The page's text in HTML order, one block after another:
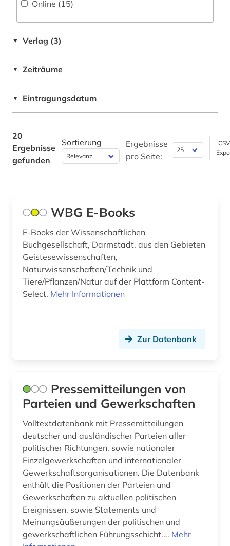
tiere (1)
weltgeschichte (1)
werk (2)
wirtschaft (1)
Online (15)
▼ Verlag (3)
▼ Zeiträume
▼ Eintragungsdatum
20
Ergebnisse
gefunden
Sortierung
Ergebnisse
pro Seite:
WBG E-Books
E-Books der Wissenschaftlichen
Buchgesellschaft, Darmstadt, aus den Gebieten
Geistesewissenschaften,
Naturwissenschaften/Technik und
Tiere/Pflanzen/Natur auf der Plattform Content-
Select. Mehr Informationen
Zur Datenbank
Pressemitteilungen von
Parteien und Gewerkschaften
Volltextdatenbank mit Pressemitteilungen
deutscher und ausländischer Parteien aller
politischer Richtungen, sowie nationaler
Einzelgewerkschaften und internationaler
Gewerkschaftsorganisationen. Die Datenbank
enthält die Positionen der Parteien und
Gewerkschaften zu aktuellen politischen
Ereignissen, sowie Statements und
Meinungsäußerungen der politischen und
gewerkschaftlichen Führungsschicht.... Mehr